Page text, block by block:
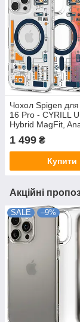
Чохол Spigen
16 Pro - CYRILL
Hybrid MagFit,
1 499 ₴
Купити
Акційні
SALE –9%